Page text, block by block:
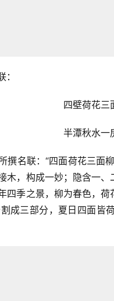
四壁荷花三
半潭秋水一
撰名联：“四面荷花三面
木，构成一妙；隐含一
四季之景，柳为春色，
成三部分，夏日四面皆